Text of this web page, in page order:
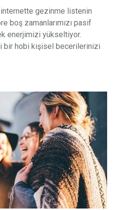
internette gezinme listenin
boş zamanlarımızı pasif
enerjimizi yükseltiyor.
bir hobi kişisel becerilerinizi